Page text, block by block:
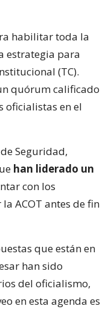
habilitar toda la
estrategia para
(TC).
quórum calificado
oficialistas en el
Seguridad,
han liderado un
con los
ACOT antes de fin
que están en
han sido
del oficialismo,
en esta agenda es